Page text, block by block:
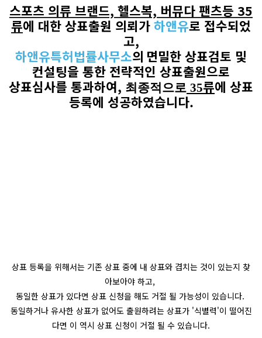
스포츠 의류 브랜드, 헬스복, 버뮤다 팬츠등 35
류에 대한 상표출원 의뢰가하앤유로 접수되었
고,
하앤유특허법률사무소의 면밀한 상표검토 및
컨설팅을 통한 전략적인 상표출원으로
상표심사를 통과하여, 최종적으로 35류에 상표
등록에 성공하였습니다.
상표 등록을 위해서는 기존 상표 중에 내 상표와 겹치는 것이 있는지 찾
아보아야 하고,
동일한 상표가 있다면 상표 신청을 해도 거절 될 가능성이 있습니다.
동일하거나 유사한 상표가 없어도 출원하려는 상표가 '식별력'이 떨어진
다면 이 역시 상표 신청이 거절 될 수 있습니다.